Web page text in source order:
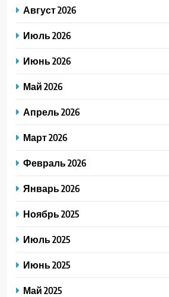
Август 2026
Июль 2026
Июнь 2026
Май 2026
Апрель 2026
Март 2026
Февраль 2026
Январь 2026
Ноябрь 2025
Июль 2025
Июнь 2025
Май 2025